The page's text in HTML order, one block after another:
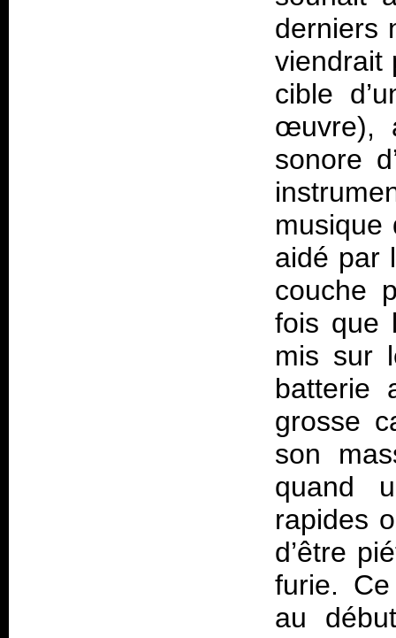
derniers
viendrait
cible
œuvre),
sonore
musique
aidé par
couche
fois que
mis sur
batterie
grosse
son
quand
rapides
d’être
furie.
au